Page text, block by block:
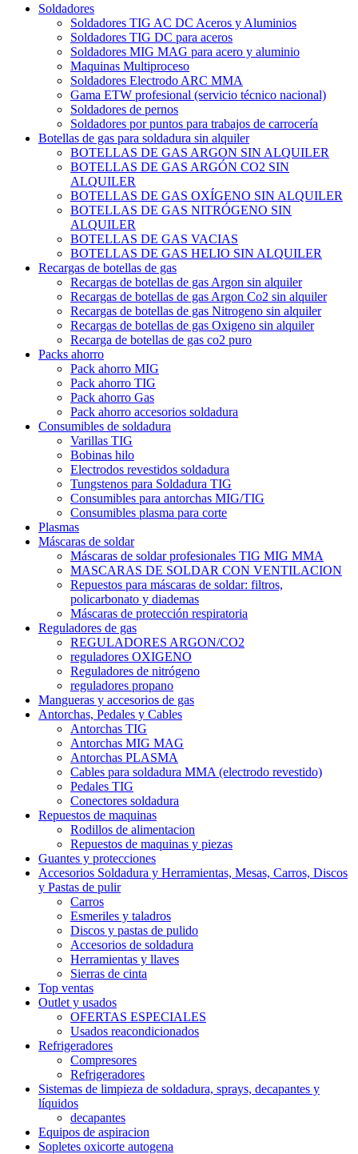
Soldadores
Soldadores TIG AC DC Aceros y Aluminios
Soldadores TIG DC para aceros
Soldadores MIG MAG para acero y aluminio
Maquinas Multiproceso
Soldadores Electrodo ARC MMA
Gama ETW profesional (servicio técnico nacional)
Soldadores de pernos
Soldadores por puntos para trabajos de carrocería
Botellas de gas para soldadura sin alquiler
BOTELLAS DE GAS ARGON SIN ALQUILER
BOTELLAS DE GAS ARGÓN CO2 SIN
ALQUILER
BOTELLAS DE GAS OXÍGENO SIN ALQUILER
BOTELLAS DE GAS NITRÓGENO SIN
ALQUILER
BOTELLAS DE GAS VACIAS
BOTELLAS DE GAS HELIO SIN ALQUILER
Recargas de botellas de gas
Recargas de botellas de gas Argon sin alquiler
Recargas de botellas de gas Argon Co2 sin alquiler
Recargas de botellas de gas Nitrogeno sin alquiler
Recargas de botellas de gas Oxigeno sin alquiler
Recarga de botellas de gas co2 puro
Packs ahorro
Pack ahorro MIG
Pack ahorro TIG
Pack ahorro Gas
Pack ahorro accesorios soldadura
Consumibles de soldadura
Varillas TIG
Bobinas hilo
Electrodos revestidos soldadura
Tungstenos para Soldadura TIG
Consumibles para antorchas MIG/TIG
Consumibles plasma para corte
Plasmas
Máscaras de soldar
Máscaras de soldar profesionales TIG MIG MMA
MASCARAS DE SOLDAR CON VENTILACION
Repuestos para máscaras de soldar: filtros,
policarbonato y diademas
Máscaras de protección respiratoria
Reguladores de gas
REGULADORES ARGON/CO2
reguladores OXIGENO
Reguladores de nitrógeno
reguladores propano
Mangueras y accesorios de gas
Antorchas, Pedales y Cables
Antorchas TIG
Antorchas MIG MAG
Antorchas PLASMA
Cables para soldadura MMA (electrodo revestido)
Pedales TIG
Conectores soldadura
Repuestos de maquinas
Rodillos de alimentacion
Repuestos de maquinas y piezas
Guantes y protecciones
Accesorios Soldadura y Herramientas, Mesas, Carros, Discos
y Pastas de pulir
Carros
Esmeriles y taladros
Discos y pastas de pulido
Accesorios de soldadura
Herramientas y llaves
Sierras de cinta
Top ventas
Outlet y usados
OFERTAS ESPECIALES
Usados reacondicionados
Refrigeradores
Compresores
Refrigeradores
Sistemas de limpieza de soldadura, sprays, decapantes y
líquidos
decapantes
Equipos de aspiracion
Sopletes oxicorte autogena